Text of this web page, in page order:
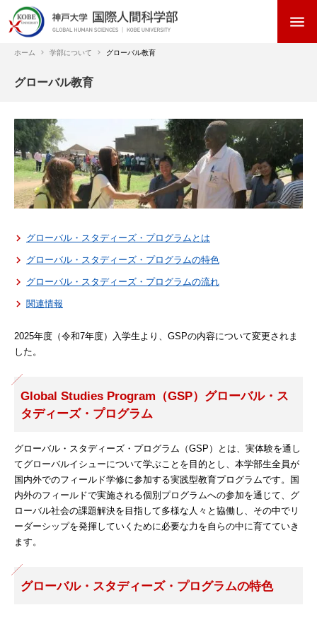
イ
menu
パ
ず
ホーム 学部について グローバル教育
グローバル教育
グローバル・スタディーズ・プログラムとは
グローバル・スタディーズ・プログラムの特色
グローバル・スタディーズ・プログラムの流れ
関連情報
2025年度（令和7年度）入学生より、GSPの内容について変更されま
した。
Global Studies Program（GSP）グローバル・ス
タディーズ・プログラム
グローバル・スタディーズ・プログラム（GSP）とは、実体験を通し
てグローバルイシューについて学ぶことを目的とし、本学部生全員が
国内外でのフィールド学修に参加する実践型教育プログラムです。国
内外のフィールドで実施される個別プログラムへの参加を通じて、グ
ローバル社会の課題解決を目指して多様な人々と協働し、その中でリ
ーダーシップを発揮していくために必要な力を自らの中に育てていき
ます。
グローバル・スタディーズ・プログラムの特色